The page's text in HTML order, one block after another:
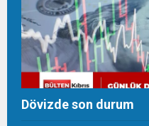
Dövizde son durum